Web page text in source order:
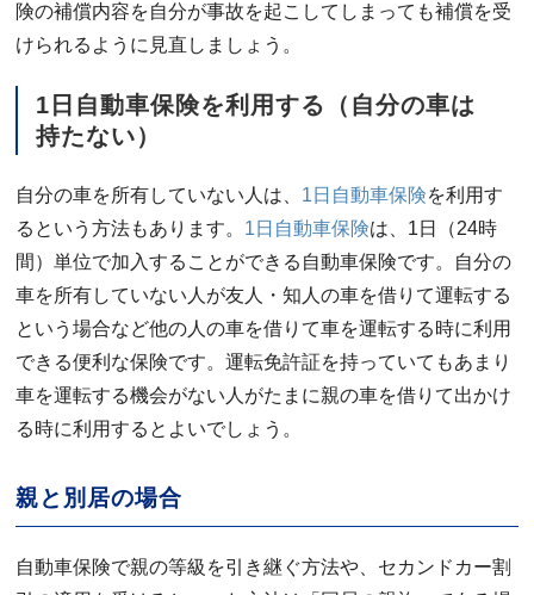
険の補償内容を自分が事故を起こしてしまっても補償を受
けられるように見直しましょう。
1日自動車保険を利用する（自分の車は
持たない）
自分の車を所有していない人は、 1日自動車保険を利用す
るという方法もあります。 1日自動車保険は、1日（24時
間）単位で加入することができる自動車保険です。自分の
車を所有していない人が友人・知人の車を借りて運転する
という場合など他の人の車を借りて車を運転する時に利用
できる便利な保険です。運転免許証を持っていてもあまり
車を運転する機会がない人がたまに親の車を借りて出かけ
る時に利用するとよいでしょう。
親と別居の場合
自動車保険で親の等級を引き継ぐ方法や、セカンドカー割